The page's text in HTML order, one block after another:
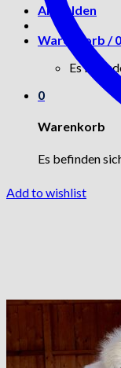
Anmelden
Warenkorb /
Es
0
Warenkorb
Es befinden
Add to wishlist